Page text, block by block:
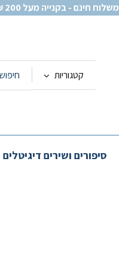
משלוח חינם - בקנייה מעל 200 ₪
קטגוריות
סיפורים ושירים דיגיטלים